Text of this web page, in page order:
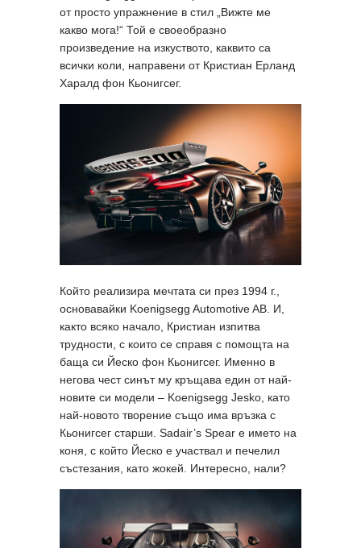
от просто упражнение в стил „Вижте ме
какво мога!“ Той е своеобразно
произведение на изкуството, каквито са
всички коли, направени от Кристиан Ерланд
Харалд фон Кьонигсег.
Който реализира мечтата си през 1994 г.,
основавайки Koenigsegg Automotive AB. И,
както всяко начало, Кристиан изпитва
трудности, с които се справя с помощта на
баща си Йеско фон Кьонигсег. Именно в
негова чест синът му кръщава един от най-
новите си модели – Koenigsegg Jesko, като
най-новото творение също има връзка с
Кьонигсег старши. Sadair’s Spear е името на
коня, с който Йеско е участвал и печелил
състезания, като жокей. Интересно, нали?